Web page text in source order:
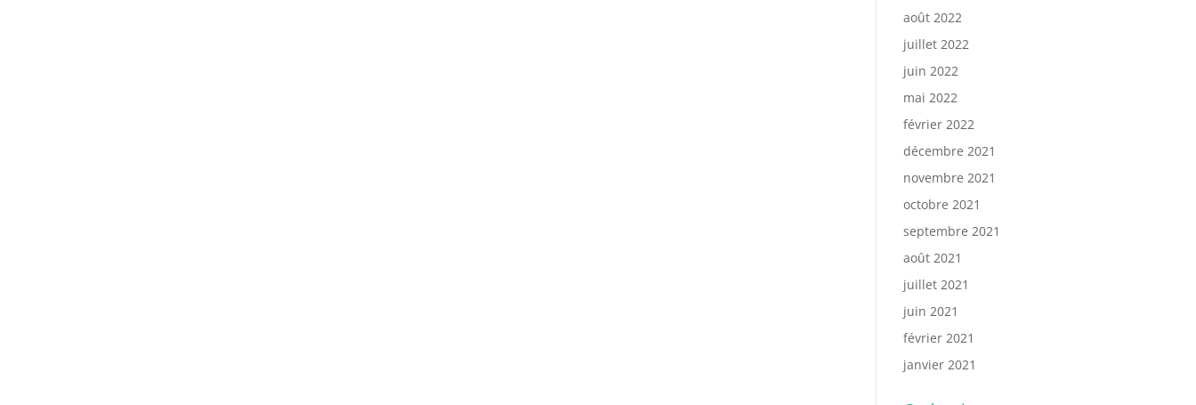
août 2022
juillet 2022
juin 2022
mai 2022
février 2022
décembre 2021
novembre 2021
octobre 2021
septembre 2021
août 2021
juillet 2021
juin 2021
février 2021
janvier 2021